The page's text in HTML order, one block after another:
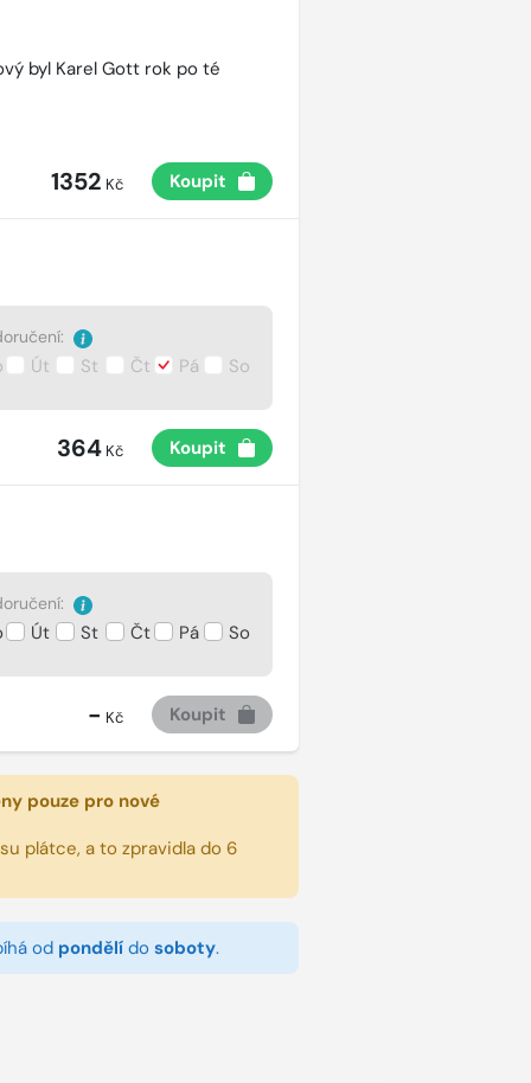
byl Karel Gott rok po té
1352 Kč Koupit
Út St Čt Pá So
364Kč Koupit
Út St Čt Pá So
- Kč Koupit
pouze pro nové
plátce, a to zpravidla do 6
od pondělído soboty.